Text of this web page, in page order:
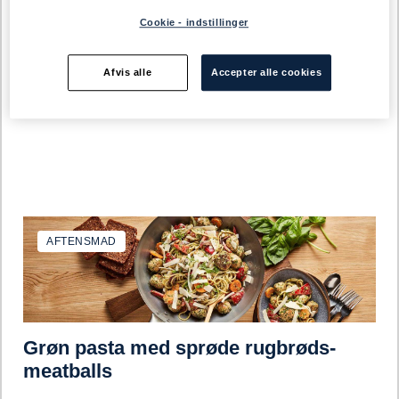
Hjemmelavet Club sandwich
AFTENSMAD
Grøn pasta med sprøde rugbrøds-
meatballs
Cookie - indstillinger
Afvis alle Accepter alle cookies